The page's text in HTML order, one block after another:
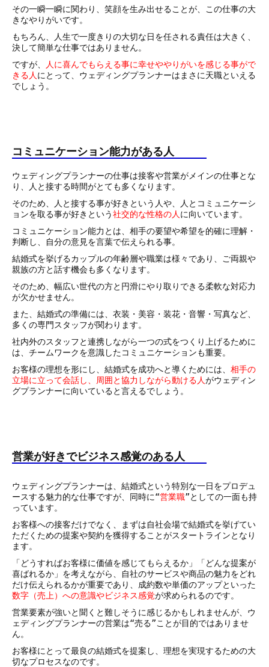
その一瞬一瞬に関わり、笑顔を生み出せることが、この仕事の大
きなやりがいです。
もちろん、人生で一度きりの大切な日を任される責任は大きく、
決して簡単な仕事ではありません。
ですが、
人に喜んでもらえる事に幸せややりがいを感じる事がで
きる人 にとって、ウェディングプランナーはまさに天職といえる
でしょう。
コミュニケーション能力がある人
ウェディングプランナーの仕事は接客や営業がメインの仕事とな
り、人と接する時間がとても多くなります。
そのため、人と接する事が好きという人や、人とコミュニケーシ
ョンを取る事が好きという社交的な性格の人 に向いています。
コミュニケーション能力とは、相手の要望や希望を的確に理解・
判断し、自分の意見を言葉で伝えられる事。
結婚式を挙げるカップルの年齢層や職業は様々であり、ご両親や
親族の方と話す機会も多くなります。
そのため、幅広い世代の方と円滑にやり取りできる柔軟な対応力
が欠かせません。
また、結婚式の準備には、衣装・美容・装花・音響・写真など、
多くの専門スタッフが関わります。
社内外のスタッフと連携しながら一つの式をつくり上げるために
は、チームワークを意識したコミュニケーションも重要。
お客様の理想を形にし、結婚式を成功へと導くためには、 相手の
立場に立って会話し、周囲と協力しながら動ける人がウェディン
グプランナーに向いていると言えるでしょう。
営業が好きでビジネス感覚のある人
ウェディングプランナーは、結婚式という特別な一日をプロデュ
ースする魅力的な仕事ですが、同時に“営業職”としての一面も持
っています。
お客様への接客だけでなく、まずは自社会場で結婚式を挙げてい
ただくための提案や契約を獲得することがスタートラインとなり
ます。
「どうすればお客様に価値を感じてもらえるか」「どんな提案が
喜ばれるか」を考えながら、自社のサービスや商品の魅力をどれ
だけ伝えられるかが重要であり、成約数や単価のアップといった
数字（売上）への意識やビジネス感覚が求められるのです。
営業要素が強いと聞くと難しそうに感じるかもしれませんが、ウ
ェディングプランナーの営業は“売る”ことが目的ではありませ
ん。
お客様にとって最良の結婚式を提案し、理想を実現するための大
切なプロセスなのです。